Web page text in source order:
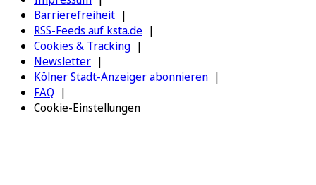
Barrierefreiheit
RSS-Feeds auf ksta.de
Cookies & Tracking
Newsletter
Kölner Stadt-Anzeiger abonnieren
FAQ
Cookie-Einstellungen